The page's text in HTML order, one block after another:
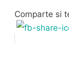
Comparte si